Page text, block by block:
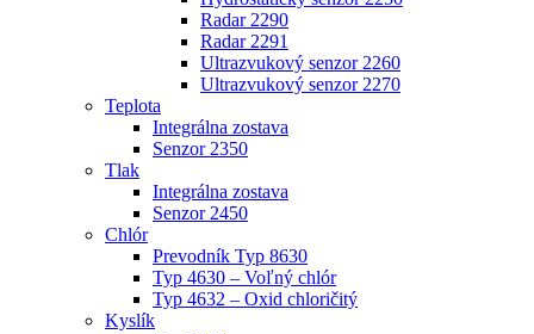
Radar 2290
Radar 2291
Ultrazvukový senzor 2260
Ultrazvukový senzor 2270
Teplota
Integrálna zostava
Senzor 2350
Tlak
Integrálna zostava
Senzor 2450
Chlór
Prevodník Typ 8630
Typ 4630 – Voľný chlór
Typ 4632 – Oxid chloričitý
Kyslík